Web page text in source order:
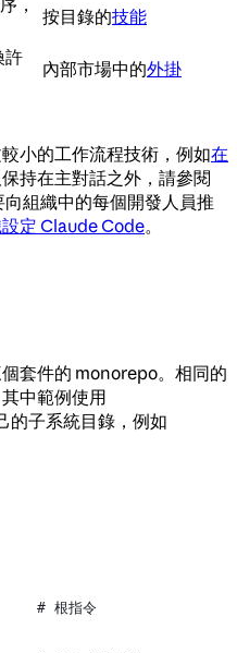
，
按目錄的技能
許
內部市場中的外掛
小的工作流程技術，例如在
持在主對話之外，請參閱
向組織中的每個開發人員推
定 Claude Code。
套件的 monorepo。相同的
中範例使用
的子系統目錄，例如
# 根指令